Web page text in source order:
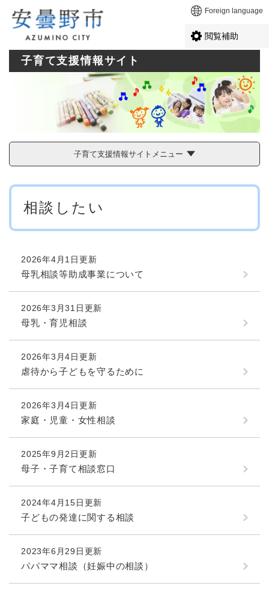
メニューを飛ばして本文へ Foreign language
閲覧補助
子育て支援情報サイト
子育て支援情報サイトメニュー
本
相談したい
2026年4月1日更新
母乳相談等助成事業について
2026年3月31日更新
母乳・育児相談
2026年3月4日更新
虐待から子どもを守るために
2026年3月4日更新
家庭・児童・女性相談
2025年9月2日更新
母子・子育て相談窓口
2024年4月15日更新
子どもの発達に関する相談
2023年6月29日更新
パパママ相談（妊娠中の相談）